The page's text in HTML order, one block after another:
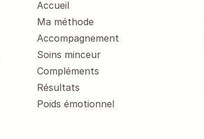
Accueil
Ma méthode
Accompagnement
Soins minceur
Compléments
Résultats
Poids émotionnel